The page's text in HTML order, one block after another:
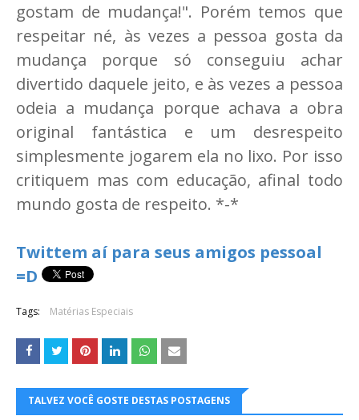
gostam de mudança!". Porém temos que
respeitar né, às vezes a pessoa gosta da
mudança porque só conseguiu achar
divertido daquele jeito, e às vezes a pessoa
odeia a mudança porque achava a obra
original fantástica e um desrespeito
simplesmente jogarem ela no lixo. Por isso
critiquem mas com educação, afinal todo
mundo gosta de respeito. *-*
Twittem aí para seus amigos pessoal
=D
Tags: Matérias Especiais
TALVEZ VOCÊ GOSTE DESTAS POSTAGENS